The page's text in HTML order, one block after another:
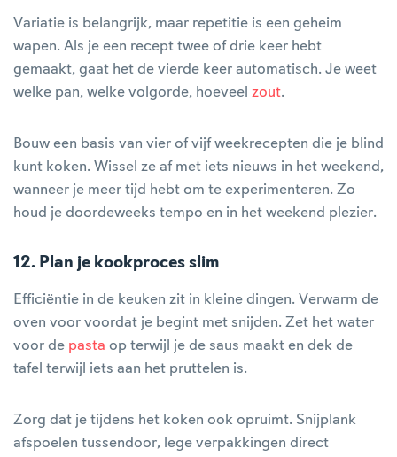
Variatie is belangrijk, maar repetitie is een geheim
wapen. Als je een recept twee of drie keer hebt
gemaakt, gaat het de vierde keer automatisch. Je weet
welke pan, welke volgorde, hoeveel zout.
Bouw een basis van vier of vijf weekrecepten die je blind
kunt koken. Wissel ze af met iets nieuws in het weekend,
wanneer je meer tijd hebt om te experimenteren. Zo
houd je doordeweeks tempo en in het weekend plezier.
12. Plan je kookproces slim
Efficiëntie in de keuken zit in kleine dingen. Verwarm de
oven voor voordat je begint met snijden. Zet het water
voor de pasta op terwijl je de saus maakt en dek de
tafel terwijl iets aan het pruttelen is.
Zorg dat je tijdens het koken ook opruimt. Snijplank
afspoelen tussendoor, lege verpakkingen direct